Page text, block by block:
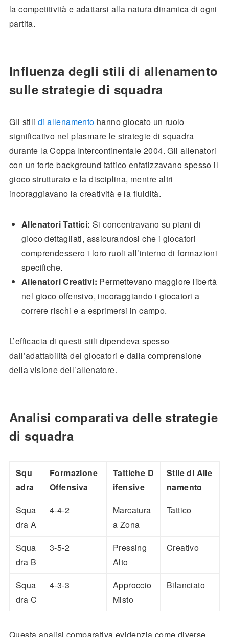
la competitività e adattarsi alla natura dinamica di ogni
partita.
Influenza degli stili di allenamento
sulle strategie di squadra
Gli stili di allenamento hanno giocato un ruolo
significativo nel plasmare le strategie di squadra
durante la Coppa Intercontinentale 2004. Gli allenatori
con un forte background tattico enfatizzavano spesso il
gioco strutturato e la disciplina, mentre altri
incoraggiavano la creatività e la fluidità.
Allenatori Tattici: Si concentravano su piani di
gioco dettagliati, assicurandosi che i giocatori
comprendessero i loro ruoli all’interno di formazioni
specifiche.
Allenatori Creativi: Permettevano maggiore libertà
nel gioco offensivo, incoraggiando i giocatori a
correre rischi e a esprimersi in campo.
L’efficacia di questi stili dipendeva spesso
dall’adattabilità dei giocatori e dalla comprensione
della visione dell’allenatore.
Analisi comparativa delle strategie
di squadra
Squ
adra
Formazione
Offensiva
Tattiche D
ifensive
Stile di Alle
namento
Squa
dra A
4-4-2
Marcatura
a Zona
Tattico
Squa
dra B
3-5-2
Pressing
Alto
Creativo
Squa
dra C
4-3-3
Approccio
Misto
Bilanciato